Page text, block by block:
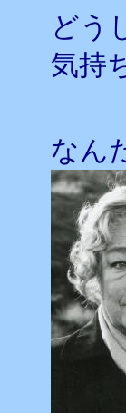
どう
気持
なん